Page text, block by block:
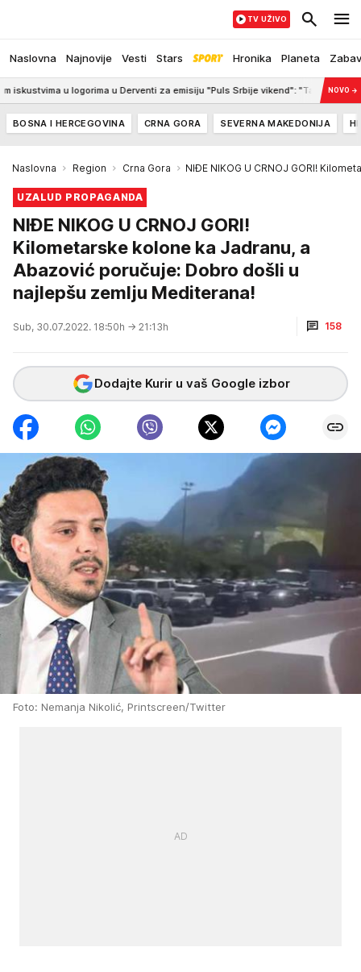
Naslovna Najnovije Vesti Stars Hronika Planeta
TV UŽIVO
u logorima u Derventi za emisiju "Puls Srbije vikend": "Tada je počelaNOVO →
BOSNA I HERCEGOVINA CRNA GORA SEVERNA MAKEDONIJA
Naslovna Region Crna Gora NIĐE NIKOG U CRNOJ GORI!
UZALUD PROPAGANDA
NIĐE NIKOG U CRNOJ GORI!
Kilometarske kolone ka Jadranu, a
Abazović poručuje: Dobro došli u
najlepšu zemlju Mediterana!
Sub, 30.07.2022. 18:50h → 21:13h 158
Dodajte Kurir u vaš Google izbor
Foto: Nemanja Nikolić, Printscreen/Twitter